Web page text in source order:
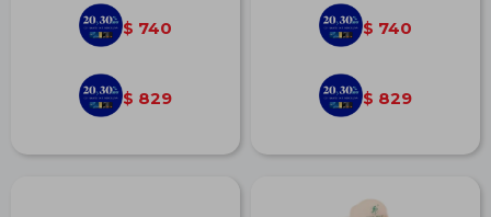
$ 740
$ 829
$ 740
$ 829